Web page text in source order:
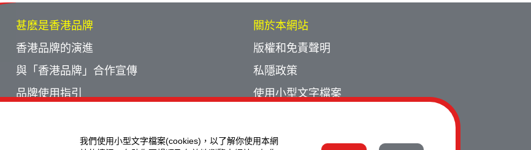
我們使用小型文字檔案(cookies)，以了解你使用本網
甚麽是香港品牌
香港品牌的演進
與「香港品牌」合作宣傳
品牌使用指引
關於本網站
版權和免責聲明
私隱政策
使用小型文字檔案
聯絡我們